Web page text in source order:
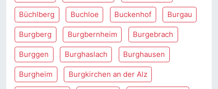
Büchlberg Buchloe Buckenhof Burgau
Burgberg Burgbernheim Burgebrach
Burggen Burghaslach Burghausen
Burgheim Burgkirchen an der Alz